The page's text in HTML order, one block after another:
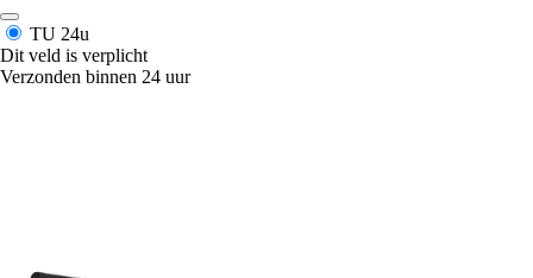
TU 24u
Dit veld is verplicht
Verzonden binnen 24 uur